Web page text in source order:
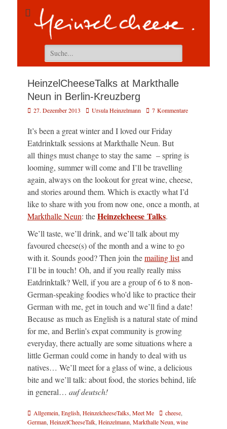
Suchen
nach:
HeinzelCheeseTalks at Markthalle
Neun in Berlin-Kreuzberg
Veröffentlicht
27. Dezember 2013 AutorUrsula Heinzelmann 7 Kommentare
It’s been a great winter and I loved our Friday
Eatdrinktalk sessions at Markthalle Neun. But
all things must change to stay the same – spring is
looming, summer will come and I’ll be travelling
again, always on the lookout for great wine, cheese,
and stories around them. Which is exactly what I’d
like to share with you from now one, once a month, at
Markthalle Neun: theHeinzelcheese Talks.
We’ll taste, we’ll drink, and we’ll talk about my
favoured cheese(s) of the month and a wine to go
with it. Sounds good? Then join themailing listand
I’ll be in touch! Oh, and if you really really miss
Eatdrinktalk? Well, if you are a group of 6 to 8 non-
German-speaking foodies who’d like to practice their
German with me, get in touch and we’ll find a date!
Because as much as English is a natural state of mind
for me, and Berlin’s expat community is growing
everyday, there actually are some situations where a
little German could come in handy to deal with us
natives… We’ll meet for a glass of wine, a delicious
bite and we’ll talk: about food, the stories behind, life
in general… auf deutsch!
Kategorien
Allgemein,English,HeinzelcheeseTalks,Meet Me Schlagworte
cheese,
German,HeinzelCheeseTalk,Heinzelmann,Markthalle Neun,wine